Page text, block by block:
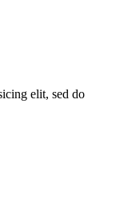
elit, sed do